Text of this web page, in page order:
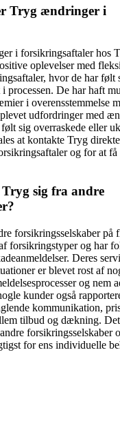
Tryg ændringer i
i forsikringsaftaler hos
oplevelser med
hvor de har følt
processen. De har haft
i overensstemmelse
udfordringer med
sig overraskede eller
at kontakte Tryg
og for at få
sig fra andre
forsikringsselskaber på
forsikringstyper og har
Deres
er blevet rost af
og nem
kunder også
kommunikation,
tilbud og dækning.
forsikringsselskaber
for ens individuelle